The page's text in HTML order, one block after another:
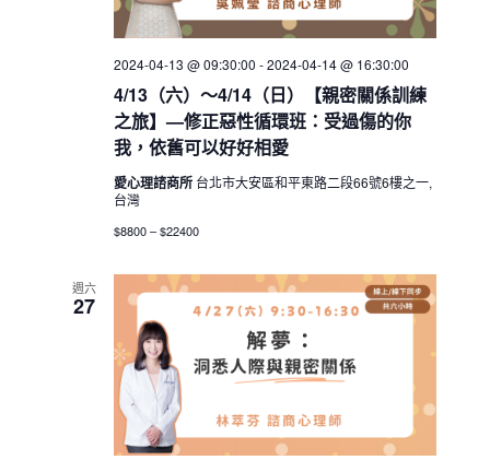
4/13（六）～4/14（日）【親密關係訓練
之旅】—修正惡性循環班：受過傷的你
我，依舊可以好好相愛
2024-04-13 @ 09:30:00 -2024-04-14 @ 16:30:00
愛心理諮商所 台北市大安區和平東路二段66號6樓之一,
台灣
$8800 – $22400
週六
27